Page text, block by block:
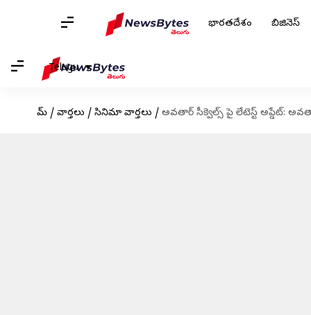
భారతదేశం బిజినెస్
Telugu
హోమ్ / వార్తలు / సినిమా వార్తలు / అవతార్ సీక్వెల్స్ పై లేటెస్ట్ అప్డేట్: